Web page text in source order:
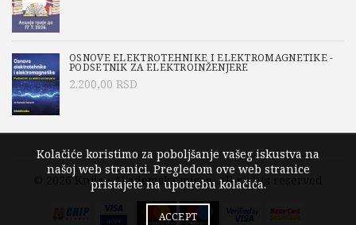
OSNOVE ELEKTROTEHNIKE I ELEKTROMAGNETIKE -
PODSETNIK ZA ELEKTROINŽENJERE
2.200,00 RSD
© 2026 Knjige Akademska misao. All rights reserved
Kolačiće koristimo za poboljšanje vašeg iskustva na
našoj web stranici. Pregledom ove web stranice
pristajete na upotrebu kolačića.
ACCEPT